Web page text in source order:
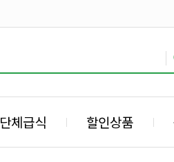
단체급식 할인상품